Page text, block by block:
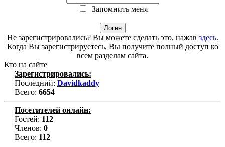
Запомнить меня
Не зарегистрировались? Вы можете сделать это, нажав здесь.
Когда Вы зарегистрируетесь, Вы получите полный доступ ко
всем разделам сайта.
Кто на сайте
Зарегистрировались:
Последний: Davidkaddy
Всего: 6654
Посетителей онлайн:
Гостей: 112
Членов: 0
Всего: 112